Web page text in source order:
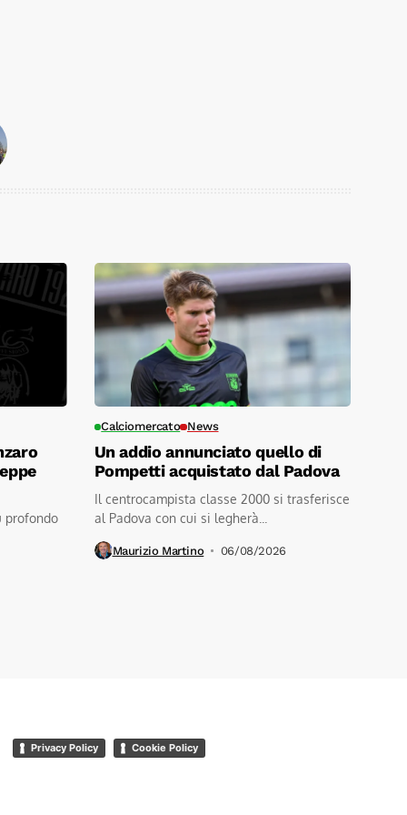
profondo
Calciomercato News
Un addio annunciato quello di
Pompetti acquistato dal Padova
Il centrocampista classe 2000 si trasferisce
al Padova con cui si legherà...
Maurizio Martino 06/08/2026
Privacy Policy Cookie Policy